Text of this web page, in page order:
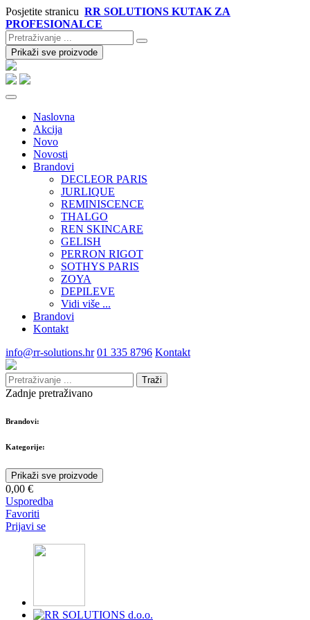
Posjetite stranicu RR SOLUTIONS KUTAK ZA
PROFESIONALCE
Prikaži sve proizvode
Naslovna
Akcija
Novo
Novosti
Brandovi
DECLEOR PARIS
JURLIQUE
REMINISCENCE
THALGO
REN SKINCARE
GELISH
PERRON RIGOT
SOTHYS PARIS
ZOYA
DEPILEVE
Vidi više ...
Brandovi
Kontakt
info@rr-solutions.hr 01 335 8796 Kontakt
Traži
Zadnje pretraživano
Brandovi:
Kategorije:
Prikaži sve proizvode
0,00 €
Usporedba
Favoriti
Prijavi se